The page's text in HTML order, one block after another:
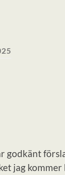
godkänt
jag